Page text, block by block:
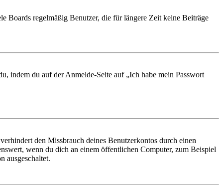
Boards regelmäßig Benutzer, die für längere Zeit keine Beiträge
indem du auf der Anmelde-Seite auf „Ich habe mein Passwort
den Missbrauch deines Benutzerkontos durch einen
wenn du dich an einem öffentlichen Computer, zum Beispiel
ausgeschaltet.